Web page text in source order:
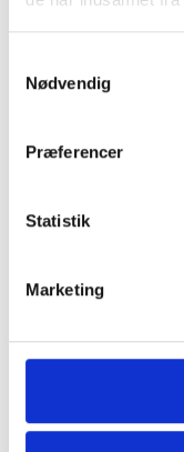
Nødvendig
Præferencer
Statistik
Marketing
Vi fandt
måske vil
Press to skip carousel